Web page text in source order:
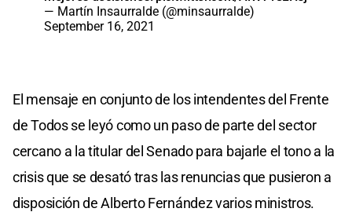
— Martín Insaurralde (@minsaurralde)
September 16, 2021
El mensaje en conjunto de los intendentes del Frente
de Todos se leyó como un paso de parte del sector
cercano a la titular del Senado para bajarle el tono a la
crisis que se desató tras las renuncias que pusieron a
disposición de Alberto Fernández varios ministros.